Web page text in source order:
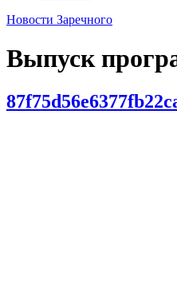
Новости Заречного
Выпуск